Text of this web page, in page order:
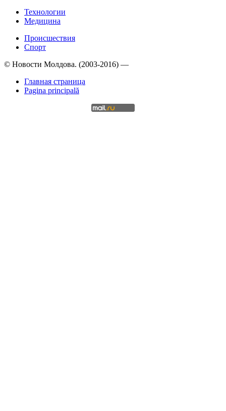
Технологии
Медицина
Происшествия
Спорт
© Новости Молдова. (2003-2016) —
Главная страница
Pagina principală